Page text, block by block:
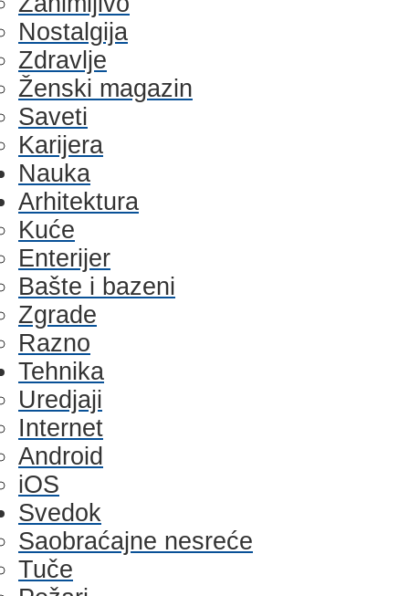
Nostalgija
Zdravlje
Ženski magazin
Saveti
Karijera
Nauka
Arhitektura
Kuće
Enterijer
Bašte i bazeni
Zgrade
Razno
Tehnika
Uredjaji
Internet
Android
iOS
Svedok
Saobraćajne nesreće
Tuče